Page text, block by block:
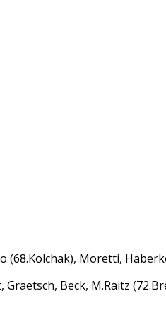
(68.Kolchak), Moretti,
Beck, M.Raitz